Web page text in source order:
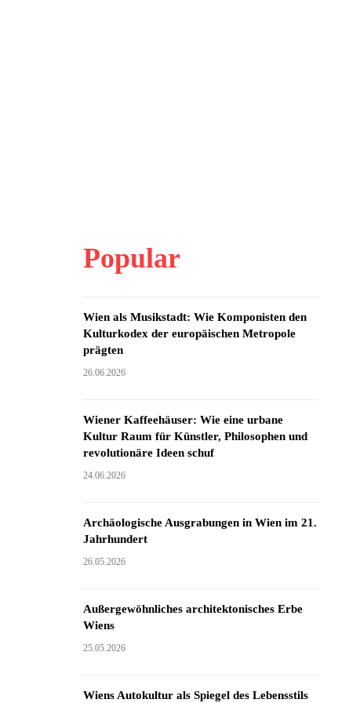
Popular
Wien als Musikstadt: Wie Komponisten den
Kulturkodex der europäischen Metropole
prägten
26.06.2026
Wiener Kaffeehäuser: Wie eine urbane
Kultur Raum für Künstler, Philosophen und
revolutionäre Ideen schuf
24.06.2026
Archäologische Ausgrabungen in Wien im 21.
Jahrhundert
26.05.2026
Außergewöhnliches architektonisches Erbe
Wiens
25.05.2026
Wiens Autokultur als Spiegel des Lebensstils